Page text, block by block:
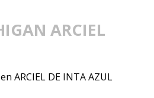
ARCIEL
ARCIEL DE INTA AZUL